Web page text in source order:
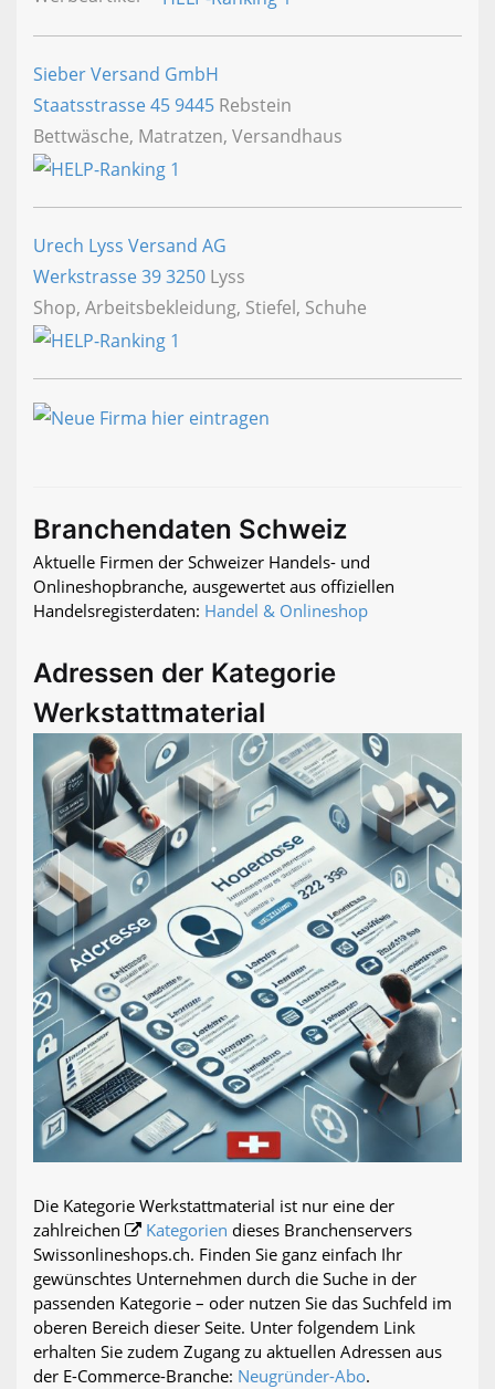
Sieber Versand GmbH
Staatsstrasse 45 9445 Rebstein
Bettwäsche, Matratzen, Versandhaus
Urech Lyss Versand AG
Werkstrasse 393250 Lyss
Shop, Arbeitsbekleidung, Stiefel, Schuhe
Branchendaten Schweiz
Aktuelle Firmen der Schweizer Handels- und
Onlineshopbranche, ausgewertet aus offiziellen
Handelsregisterdaten: Handel & Onlineshop
Adressen der Kategorie
Werkstattmaterial
Die Kategorie Werkstattmaterial ist nur eine der
zahlreichen
Kategorien dieses Branchenservers
Swissonlineshops.ch. Finden Sie ganz einfach Ihr
gewünschtes Unternehmen durch die Suche in der
passenden Kategorie – oder nutzen Sie das Suchfeld im
oberen Bereich dieser Seite. Unter folgendem Link
erhalten Sie zudem Zugang zu aktuellen Adressen aus
der E-Commerce-Branche: Neugründer-Abo.